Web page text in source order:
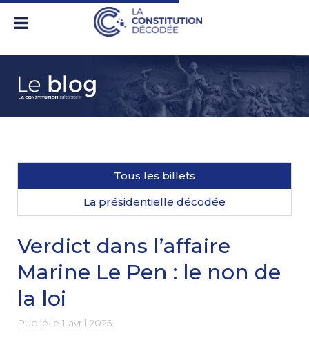
Tous les billets
La présidentielle décodée
Verdict dans l’affaire
Marine Le Pen : le non de
la loi
Publié le 1 avril 2025